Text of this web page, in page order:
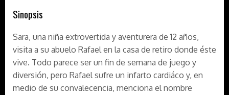
Sinopsis
Sara, una niña extrovertida y aventurera de 12 años,
visita a su abuelo Rafael en la casa de retiro donde éste
vive. Todo parece ser un fin de semana de juego y
diversión, pero Rafael sufre un infarto cardiáco y, en
medio de su convalecencia, menciona el nombre